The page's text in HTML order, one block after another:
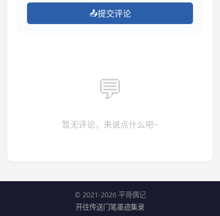
📤提交评论
💬
暂无评论，来说点什么吧~
© 2021-2026 平哥偶记
开往传送门笔墨迹集录